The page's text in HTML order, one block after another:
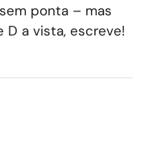
ponta – mas
D a vista, escreve!